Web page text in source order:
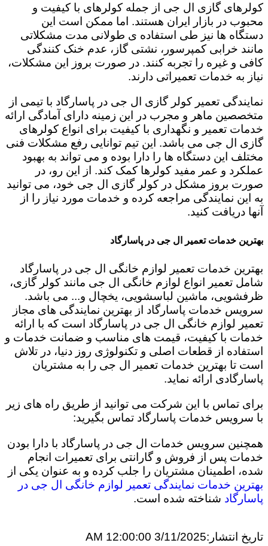
کولرهای گازی ال جی از جمله کولرهای با کیفیت و
محبوب در بازار ایران هستند. اما ممکن است این
دستگاه ها نیز طی استفاده ی طولانی مدت مشکلاتی
مانند خرابی کمپرسور، نشتی گاز، عدم خنک کنندگی
کافی و غیره را تجربه کنند. در صورت بروز این مشکلات،
نیاز به خدمات تعمیراتی دارند.
نمایندگی تعمیر کولر گازی ال جی در پاسارگاد با تیمی از
متخصصین ماهر و مجرب در این زمینه دارای آمادگی ارائه
خدمات تعمیر و نگهداری با کیفیت برای انواع کولرهای
گازی ال جی می باشد. این تیم توانایی رفع مشکلات فنی
مختلف این دستگاه ها را دارا بوده و می تواند به بهبود
عملکرد و عمر مفید کولرها کمک کند. از این رو، در
صورت بروز مشکل در کولر گازی ال جی خود، می توانید
به این نمایندگی مراجعه کرده و خدمات مورد نیاز را از
آنها دریافت کنید.
بهترین خدمات تعمیر ال جی در پاسارگاد
بهترین خدمات تعمیر لوازم خانگی ال جی در پاسارگاد
شامل تعمیر انواع لوازم خانگی ال جی مانند کولر گازی،
ظرفشویی، ماشین لباسشویی، یخچال و... می باشد.
سرویس خدمات پاسارگاد از بهترین نمایندگی های مجاز
تعمیر لوازم خانگی ال جی در پاسارگاد است که با ارائه
خدمات با کیفیت، قیمت های مناسب و ضمانت خدمات و
استفاده از قطعات اصلی و تکنولوژی روز دنیا، در تلاش
است تا بهترین خدمات تعمیر ال جی را به مشتریان
پاسارگادی ارائه نماید.
برای تماس با این شرکت می توانید از طریق راه های زیر
با سرویس خدمات پاسارگاد تماس بگیرید:
همچنین سرویس خدمات ال جی در پاسارگاد با دارا بودن
خدمات پس از فروش و گارانتی برای تعمیرات انجام
شده، اطمینان مشتریان را جلب کرده و به عنوان یکی از
بهترین خدمات نمایندگی تعمیر لوازم خانگی ال جی در
پاسارگاد شناخته شده است.
تاریخ انتشار:3/11/2025 12:00:00 AM